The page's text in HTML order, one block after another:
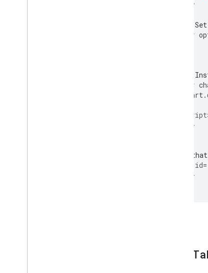
]);
//
var
//
var
chart.
</
</head>
<!--Div
id=
</body>